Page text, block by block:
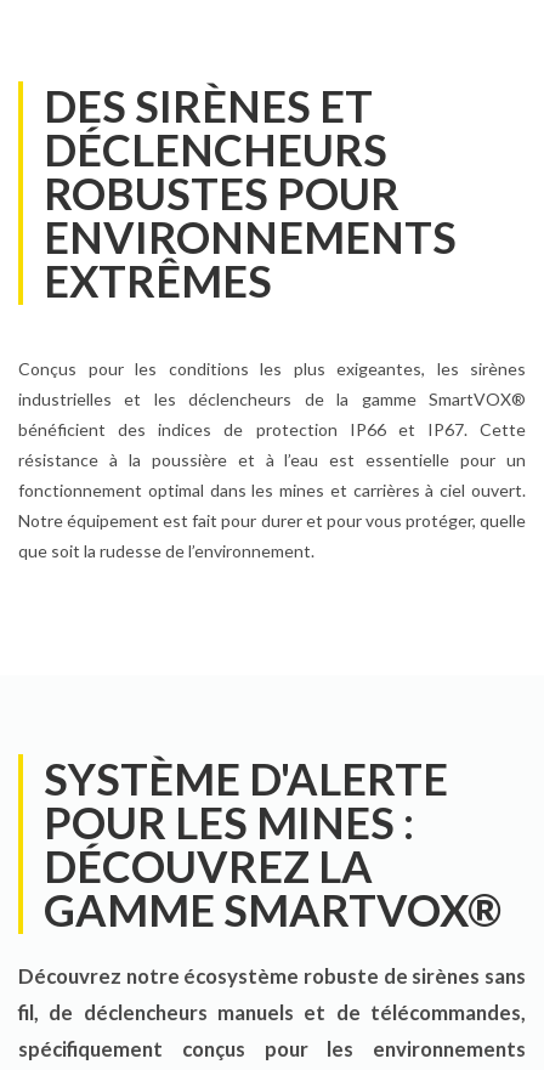
DES SIRÈNES ET
DÉCLENCHEURS
ROBUSTES POUR
ENVIRONNEMENTS
EXTRÊMES
Conçus pour les conditions les plus exigeantes, les sirènes
industrielles et les déclencheurs de la gamme SmartVOX®
bénéficient des indices de protection IP66 et IP67. Cette
résistance à la poussière et à l’eau est essentielle pour un
fonctionnement optimal dans les mines et carrières à ciel ouvert.
Notre équipement est fait pour durer et pour vous protéger, quelle
que soit la rudesse de l’environnement.
SYSTÈME D'ALERTE
POUR LES MINES :
DÉCOUVREZ LA
GAMME SMARTVOX®
Découvrez notre écosystème robuste de sirènes sans
fil, de déclencheurs manuels et de télécommandes,
spécifiquement conçus pour les environnements